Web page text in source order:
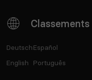
Classements
Deutsch
English
Español
Português